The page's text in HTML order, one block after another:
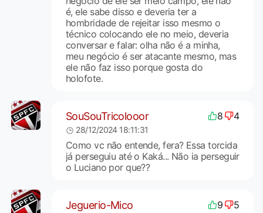
é, ele sabe disso e deveria ter a
hombridade de rejeitar isso mesmo o
técnico colocando ele no meio, deveria
conversar e falar: olha não é a minha,
meu negócio é ser atacante mesmo, mas
ele não faz isso porque gosta do
holofote.
SouSouTricolooor 8 4
28/12/2024 18:11:31
Como vc não entende, fera? Essa torcida
já perseguiu até o Kaká... Não ia perseguir
o Luciano por que??
Jeguerio-Mico 9 5